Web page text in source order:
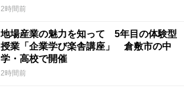
2時間前
地場産業の魅力を知って 5年目の体験型
授業「企業学び楽舎講座」 倉敷市の中
学・高校で開催
2時間前